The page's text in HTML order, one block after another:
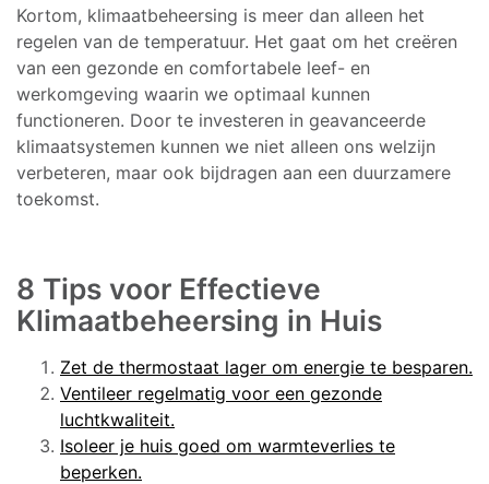
Kortom, klimaatbeheersing is meer dan alleen het
regelen van de temperatuur. Het gaat om het creëren
van een gezonde en comfortabele leef- en
werkomgeving waarin we optimaal kunnen
functioneren. Door te investeren in geavanceerde
klimaatsystemen kunnen we niet alleen ons welzijn
verbeteren, maar ook bijdragen aan een duurzamere
toekomst.
8 Tips voor Effectieve
Klimaatbeheersing in Huis
Zet de thermostaat lager om energie te besparen.
Ventileer regelmatig voor een gezonde
luchtkwaliteit.
Isoleer je huis goed om warmteverlies te
beperken.